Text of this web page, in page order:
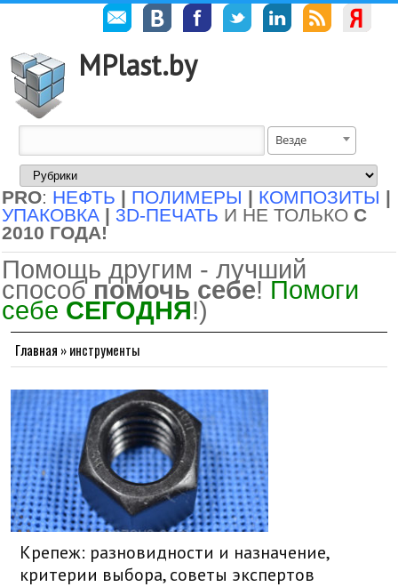
MPlast.by
Везде
PRO: НЕФТЬ | ПОЛИМЕРЫ | КОМПОЗИТЫ |
УПАКОВКА | 3D-ПЕЧАТЬ И НЕ ТОЛЬКО С
2010 ГОДА!
Помощь другим - лучший
способ помочь себе! Помоги
себе СЕГОДНЯ!)
Главная »инструменты
Крепеж: разновидности и назначение,
критерии выбора, советы экспертов